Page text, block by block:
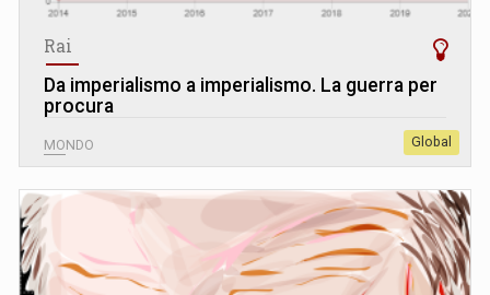
Rai
Da imperialismo a imperialismo. La guerra per
procura
MONDO Global